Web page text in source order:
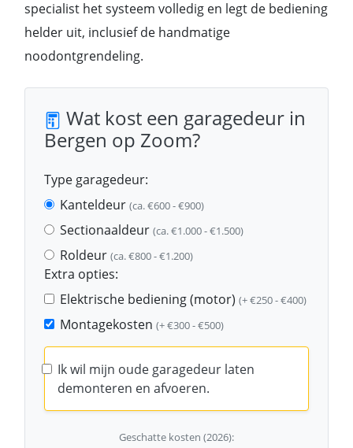
specialist het systeem volledig en legt de bediening
helder uit, inclusief de handmatige
noodontgrendeling.
Wat kost een garagedeur in
Bergen op Zoom?
Type garagedeur:
Kanteldeur (ca. €600 - €900)
Sectionaaldeur (ca. €1.000 - €1.500)
Roldeur (ca. €800 - €1.200)
Extra opties:
Elektrische bediening (motor) (+ €250 - €400)
Montagekosten (+ €300 - €500)
Ik wil mijn oude garagedeur laten
demonteren en afvoeren.
Geschatte kosten (2026):